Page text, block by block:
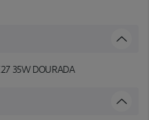
35W DOURADA